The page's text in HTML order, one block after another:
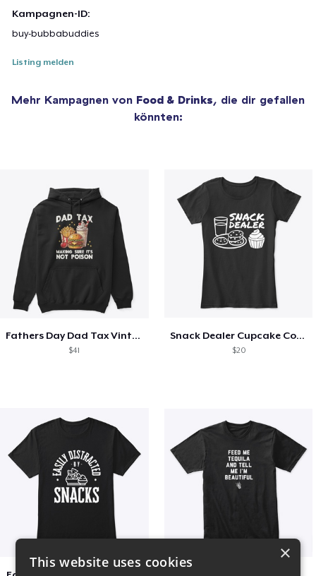
Kampagnen-ID:
buy-bubbabuddies
Listing melden
Mehr Kampagnen von Food & Drinks, die dir gefallen
könnten:
Fathers Day Dad Tax Vintage Papa T-Shirt
$41
Snack Dealer Cupcake Cookie and Milk
$20
×
This website uses cookies